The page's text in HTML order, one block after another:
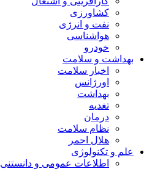
کشاورزی
نفت و انرژی
هواشناسی
خودرو
بهداشت و سلامت
اخبار سلامت
اورژانس
بهداشت
تغدیه
درمان
نظام سلامت
هلال احمر
علم و تکنولوژی
اطلاعات عمومی و دانستنی